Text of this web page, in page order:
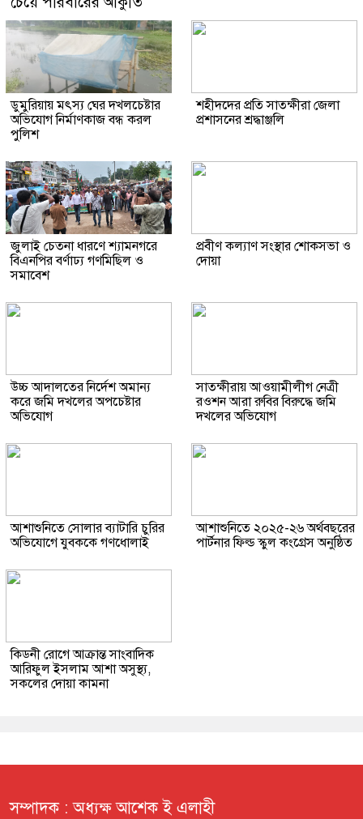
ডুমুরিয়ায় মৎস্য ঘের দখলচেষ্টার
অভিযোগ নির্মাণকাজ বন্ধ করল
পুলিশ
শহীদদের প্রতি সাতক্ষীরা জেলা
প্রশাসনের শ্রদ্ধাঞ্জলি
জুলাই চেতনা ধারণে শ্যামনগরে
বিএনপির বর্ণাঢ্য গণমিছিল ও
সমাবেশ
প্রবীণ কল্যাণ সংস্থার শোকসভা ও
দোয়া
উচ্চ আদালতের নির্দেশ অমান্য
করে জমি দখলের অপচেষ্টার
অভিযোগ
সাতক্ষীরায় আওয়ামীলীগ নেত্রী
রওশন আরা রুবির বিরুদ্ধে জমি
দখলের অভিযোগ
আশাশুনিতে সোলার ব্যাটারি চুরির
অভিযোগে যুবককে গণধোলাই
আশাশুনিতে ২০২৫-২৬ অর্থবছরের
পার্টনার ফিল্ড স্কুল কংগ্রেস অনুষ্ঠিত
কিডনী রোগে আক্রান্ত সাংবাদিক
আরিফুল ইসলাম আশা অসুস্থ্য,
সকলের দোয়া কামনা
সম্পাদক : অধ্যক্ষ আশেক ই এলাহী